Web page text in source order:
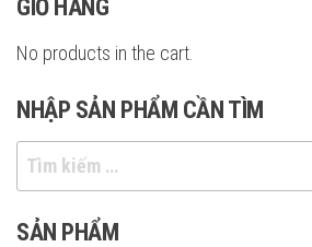
GIỎ HÀNG
No products in the cart.
NHẬP SẢN PHẨM CẦN TÌM
Tìm
kiếm
cho:
SẢN PHẨM